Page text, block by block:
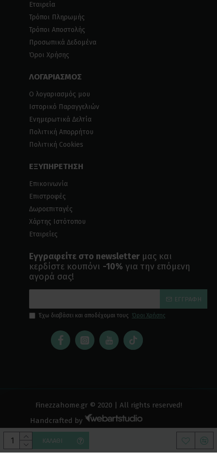
ΚΑΛΆΘΙ
Εταιρεία
Τρόποι Πληρωμής
Τρόποι Αποστολής
Προσωπικά Δεδομένα
Όροι Χρήσης
ΛΟΓΑΡΙΑΣΜΟΣ
Ο λογαριασμός μου
Ιστορικό Παραγγελιών
Ενημερωτικά Δελτία
Πολιτική Απορρήτου
Πολιτική Cookies
ΕΞΥΠΗΡΕΤΗΣΗ
Επικοινωνία
Επιστροφές
Δωροεπιταγές
Χάρτης Ιστότοπου
Εταιρείες
Εγγραφείτε στο newsletter μας και
κερδίστε κουπόνι -10% για την επόμενη
αγορά σας!
ΕΓΓΡΑΦΉ
Έχω διαβάσει και αποδέχομαι τους Όροι Χρήσης
Finezzahome.gr © 2020 | All rights reserved!
Handcrafted by